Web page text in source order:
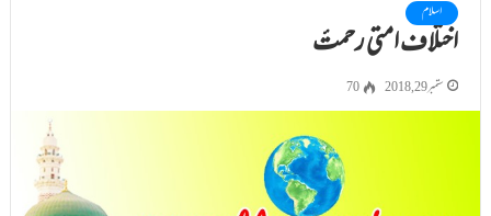
اسلام
اختلاف امتی رحمتٔ
ستمبر 29, 2018 70